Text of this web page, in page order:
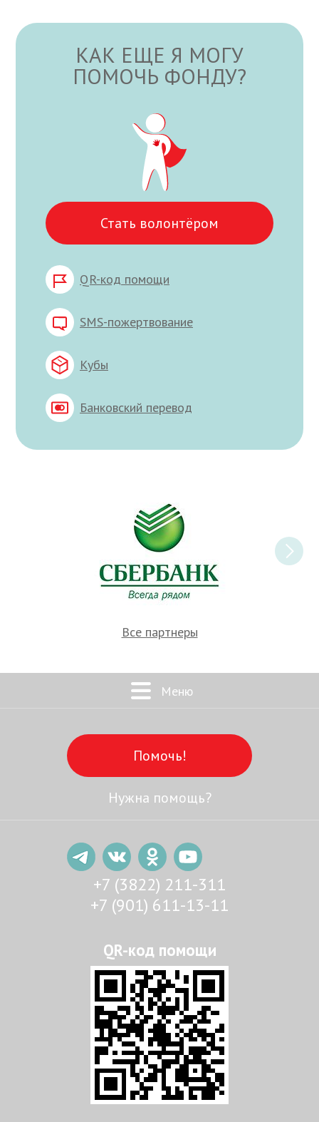
КАК ЕЩЕ Я МОГУ
ПОМОЧЬ ФОНДУ?
Стать волонтёром
QR-код помощи
SMS-пожертвование
Кубы
Банковский перевод
Все партнеры
Меню
Помочь!
Нужна помощь?
+7 (3822) 211-311
+7 (901) 611-13-11